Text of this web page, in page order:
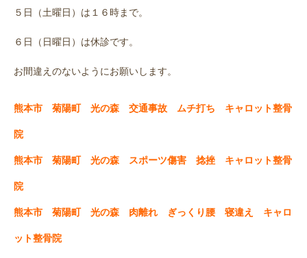
５日（土曜日）は１６時まで。
６日（日曜日）は休診です。
お間違えのないようにお願いします。
熊本市 菊陽町 光の森 交通事故 ムチ打ち キャロット整骨
院
熊本市 菊陽町 光の森 スポーツ傷害 捻挫 キャロット整骨
院
熊本市 菊陽町 光の森 肉離れ ぎっくり腰 寝違え キャロ
ット整骨院